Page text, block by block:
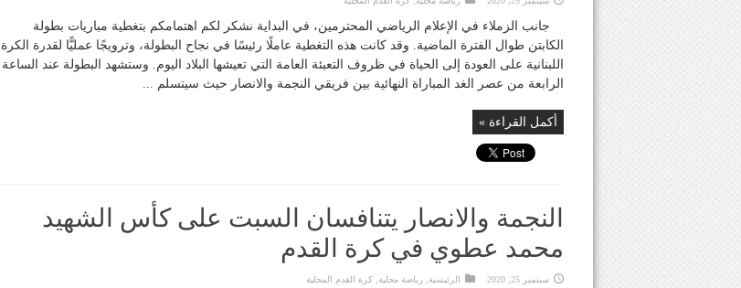
جانب الزملاء في الإعلام الرياضي المحترمين، في البداية نشكر لكم اهتمامكم بتغطية مباريات بطولة
الكابتن طوال الفترة الماضية. وقد كانت هذه التغطية عاملًا رئيسًا في نجاح البطولة، وترويجًا عمليًّا لقدرة الكرة
اللبنانية على العودة إلى الحياة في ظروف التعبئة العامة التي تعيشها البلاد اليوم. وستشهد البطولة عند الساعة
الرابعة من عصر الغد المباراة النهائية بين فريقي النجمة والانصار حيث سيتسلم ...
أكمل القراءة »
النجمة والانصار يتنافسان السبت على كأس الشهيد
محمد عطوي في كرة القدم
سبتمبر 25, 2020 الرئيسية رياضة محلية ,كرة القدم المحلية